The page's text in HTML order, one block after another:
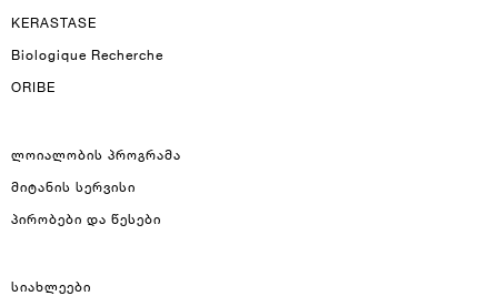
KERASTASE
Biologique Recherche
ORIBE
ლოიალობის პროგრამა
მიტანის სერვისი
პირობები და წესები
სიახლეები